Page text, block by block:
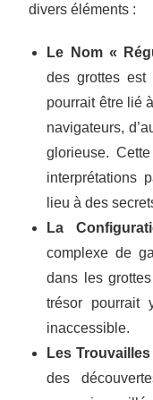
divers éléments :
Le Nom «
des grottes est
pourrait être lié
navigateurs,
glorieuse.
interprétations
lieu à des
La
complexe de
dans les
trésor pourrait
inaccessible.
Les
des